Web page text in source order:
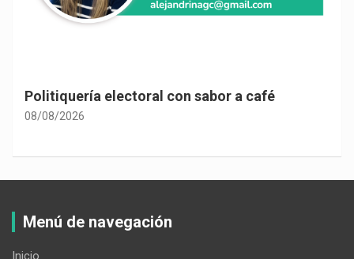
Politiquería electoral con sabor a café
08/08/2026
Menú de navegación
Inicio